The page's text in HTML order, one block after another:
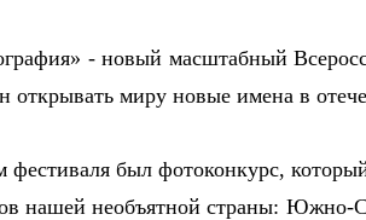
- новый масштабный
открывать миру новые имена в
был фотоконкурс,
нашей необъятной страны: Южно-